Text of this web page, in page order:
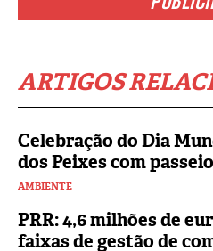
ARTIGOS
Celebração do Dia
dos Peixes com
AMBIENTE
PRR: 4,6 milhões de
faixas de gestão de